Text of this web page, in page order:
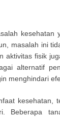
kesehatan
masalah ini
aktivitas fisik
alternatif
menghindari
kesehatan,
Beberapa